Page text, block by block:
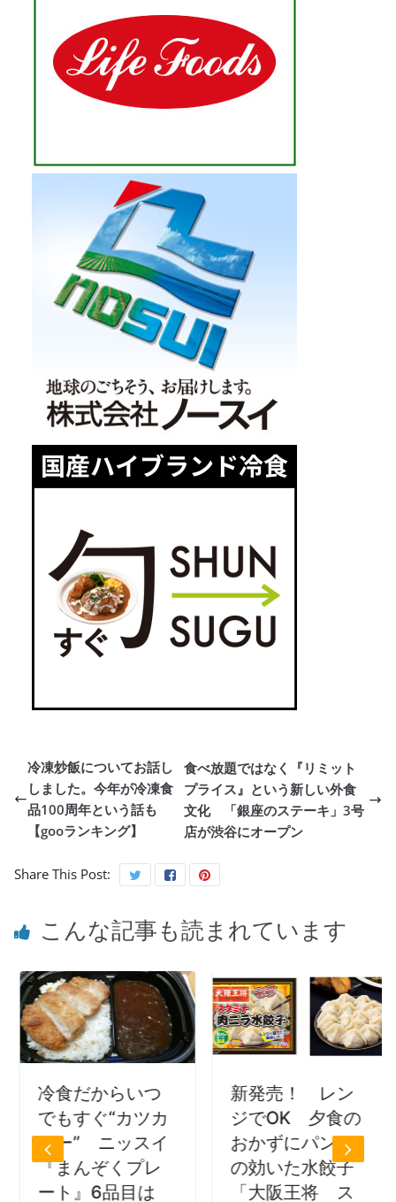
冷凍炒飯についてお話し
しました。今年が冷凍食
品100周年という話も
【gooランキング】
食べ放題ではなく『リミット
プライス』という新しい外食
文化 「銀座のステーキ」3号
店が渋谷にオープン
Share This Post:
こんな記事も読まれています
冷食だからいつ
でもすぐ“カツカ
レー” ニッスイ
『まんぞくプレ
ート』6品目は
新発売！ レン
ジでOK 夕食の
おかずにパンチ
の効いた水餃子
「大阪王将 ス